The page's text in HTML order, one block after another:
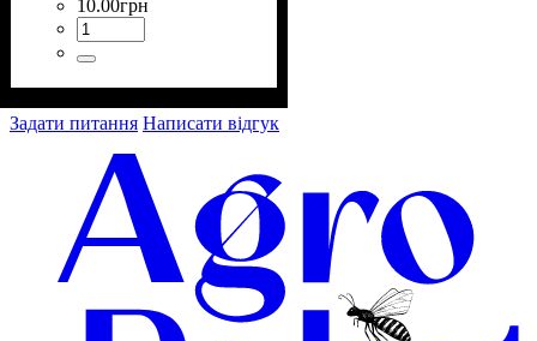
10.00грн
Задати питання Написати відгук